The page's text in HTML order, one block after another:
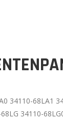
68LA1
34110-